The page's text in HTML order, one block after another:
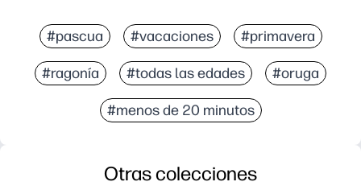
#pascua #vacaciones #primavera
#ragonía #todas las edades #oruga
#menos de 20 minutos
Otras colecciones